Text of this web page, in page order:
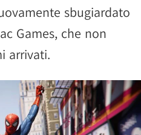
sbugiardato
Games, che non
arrivati.